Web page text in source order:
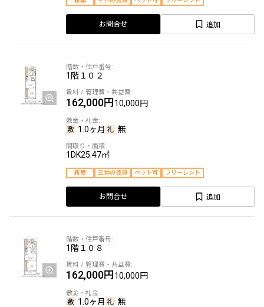
お問合せ 追加
1階 １０２
162,000円10,000円
1.0ヶ月 無
1DK25.47㎡
新築 三井の賃貸 ペット可 フリーレント
お問合せ 追加
1階 １０８
162,000円10,000円
1.0ヶ月 無